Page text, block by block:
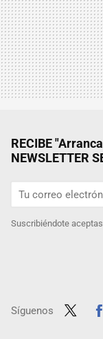
RECIBE
NEWSLETTER
Suscribiéndote
Síguenos